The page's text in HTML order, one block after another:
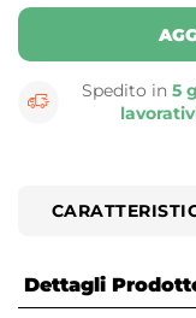
Spedito in5
Dettagli